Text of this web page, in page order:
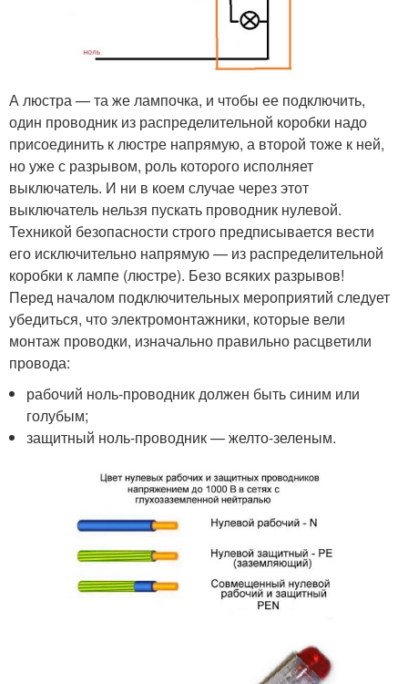
А люстра — та же лампочка, и чтобы ее подключить,
один проводник из распределительной коробки надо
присоединить к люстре напрямую, а второй тоже к ней,
но уже с разрывом, роль которого исполняет
выключатель. И ни в коем случае через этот
выключатель нельзя пускать проводник нулевой.
Техникой безопасности строго предписывается вести
его исключительно напрямую — из распределительной
коробки к лампе (люстре). Безо всяких разрывов!
Перед началом подключительных мероприятий следует
убедиться, что электромонтажники, которые вели
монтаж проводки, изначально правильно расцветили
провода:
рабочий ноль-проводник должен быть синим или
голубым;
защитный ноль-проводник — желто-зеленым.